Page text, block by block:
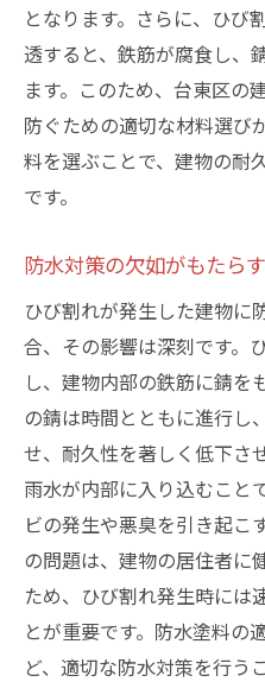
となります。さらに、ひび
透すると、鉄筋が腐食し、
ます。このため、台東区の
防ぐための適切な材料選び
料を選ぶことで、建物の耐
です。
防水対策の欠如がもたら
ひび割れが発生した建物に
合、その影響は深刻です。
し、建物内部の鉄筋に錆を
の錆は時間とともに進行し
せ、耐久性を著しく低下さ
雨水が内部に入り込むこと
ビの発生や悪臭を引き起こ
の問題は、建物の居住者に
ため、ひび割れ発生時には
とが重要です。防水塗料の
ど、適切な防水対策を行う